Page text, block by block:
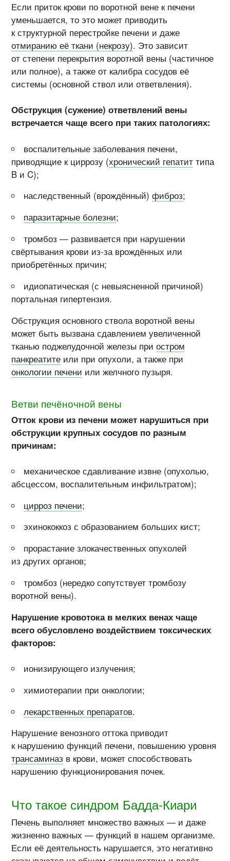
Если приток крови по воротной вене к печени
уменьшается, то это может приводить
к структурной перестройке печени и даже
отмиранию её ткани (некрозу). Это зависит
от степени перекрытия воротной вены (частичное
или полное), а также от калибра сосудов её
системы (основной ствол или ответвления).
Обструкция (сужение) ответвлений вены
встречается чаще всего при таких патологиях:
воспалительные заболевания печени,
приводящие к циррозу (хронический гепатит типа
B и C);
наследственный (врождённый)фиброз;
паразитарные болезни;
тромбоз — развивается при нарушении
свёртывания крови из-за врождённых или
приобретённых причин;
идиопатическая (с невыясненной причиной)
портальная гипертензия.
Обструкция основного ствола воротной вены
может быть вызвана сдавлением увеличенной
тканью поджелудочной железы приостром
панкреатите или при опухоли, а также при
онкологии печени или желчного пузыря.
Ветви печёночной вены
Отток крови из печени может нарушиться при
обструкции крупных сосудов по разным
причинам:
механическое сдавливание извне (опухолью,
абсцессом, воспалительным инфильтратом);
цирроз печени;
эхинококкоз с образованием больших кист;
прорастание злокачественных опухолей
из других органов;
тромбоз (нередко сопутствует тромбозу
воротной вены).
Нарушение кровотока в мелких венах чаще
всего обусловлено воздействием токсических
факторов:
ионизирующего излучения;
химиотерапии при онкологии;
лекарственных препаратов.
Нарушение венозного оттока приводит
к нарушению функций печени, повышению уровня
трансаминаз в крови, может способствовать
нарушению функционирования почек.
Что такое синдром Бадда-Киари
Печень выполняет множество важных — и даже
жизненно важных — функций в нашем организме.
Если её деятельность нарушается, это негативно